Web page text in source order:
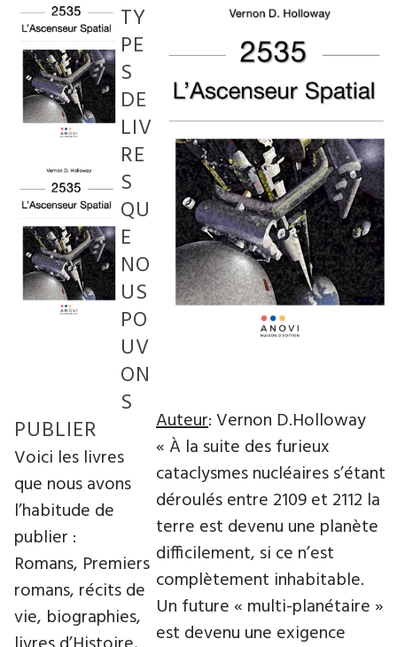
Auteur: Vernon D.Holloway
« À la suite des furieux
cataclysmes nucléaires s’étant
déroulés entre 2109 et 2112 la
terre est devenu une planète
difficilement, si ce n’est
complètement inhabitable.
Un future « multi-planétaire »
est devenu une exigence
TY
PE
S
DE
LIV
RE
S
QU
E
NO
US
PO
UV
ON
S
PUBLIER
Voici les livres
que nous avons
l’habitude de
publier :
Romans, Premiers
romans, récits de
vie, biographies,